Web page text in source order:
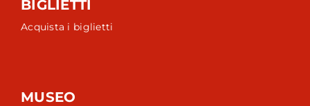
BIGLIETTI
Acquista i biglietti
MUSEO